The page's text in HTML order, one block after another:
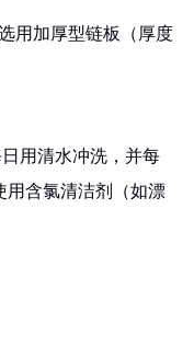
用加厚型链板（厚度
用清水冲洗，并每
用含氯清洁剂（如漂